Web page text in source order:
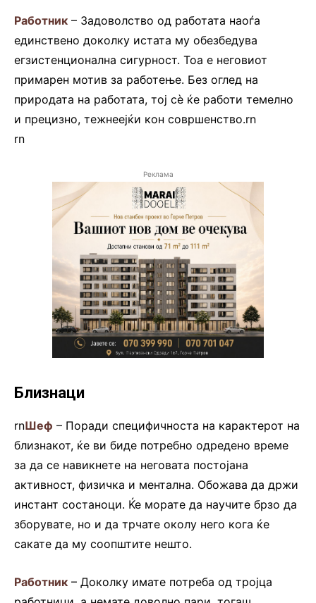
Работник – Задоволство од работата наоѓа
единствено доколку истата му обезбедува
егзистенционална сигурност. Тоа е неговиот
примарен мотив за работење. Без оглед на
природата на работата, тој сè ќе работи темелно
и прецизно, тежнеејќи кон совршенство.rn
rn
Реклама
Близнаци
rnШеф – Поради специфичноста на карактерот на
близнакот, ќе ви биде потребно одредено време
за да се навикнете на неговата постојана
активност, физичка и ментална. Обожава да држи
инстант состаноци. Ќе морате да научите брзо да
зборувате, но и да трчате околу него кога ќе
сакате да му соопштите нешто.
Работник – Доколку имате потреба од тројца